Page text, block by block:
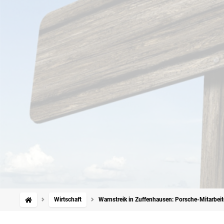
Wirtschaft Warnstreik in Zuffenhausen: Porsche-